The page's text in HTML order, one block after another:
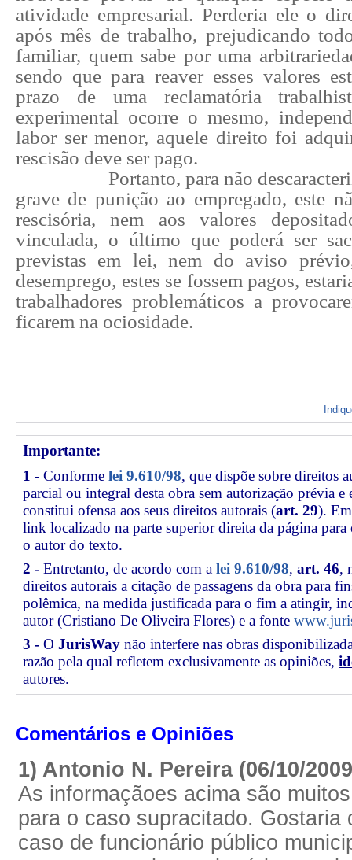
atividade empresarial. Perderia ele o
após mês de trabalho, prejudicando
familiar, quem sabe por uma
sendo que para reaver esses valores
prazo de uma reclamatória
experimental ocorre o mesmo,
labor ser menor, aquele direito foi
rescisão deve ser pago.
Portanto, para não
grave de punição ao empregado, este
rescisória, nem aos valores
vinculada, o último que poderá ser
previstas em lei, nem do aviso
desemprego, estes se fossem pagos,
trabalhadores problemáticos a
ficarem na ociosidade.
Importante:
1 - Conforme lei 9.610/98, que dispõe sobre direitos
parcial ou integral desta obra sem autorização prévia e
constitui ofensa aos seus direitos autorais (art. 29).
link localizado na parte superior direita da página
o autor do texto.
2 - Entretanto, de acordo com a lei 9.610/98, art. 46,
direitos autorais a citação de passagens da obra para
polêmica, na medida justificada para o fim a atingir,
autor (Cristiano De Oliveira Flores) e a fonte
3 - O JurisWay não interfere nas obras
razão pela qual refletem exclusivamente as opiniões,
autores.
Comentários e Opiniões
1) Antonio N. Pereira (06/10/
As informaçãoes acima são
para o caso supracitado. Gostaria
caso de funcionário público